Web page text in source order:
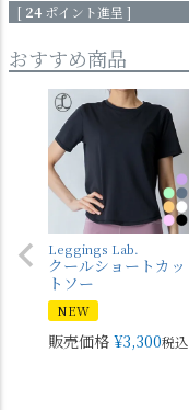
[ 24 ポイント進呈 ]
おすすめ商品
Leggings Lab.
クールショートカッ
トソー
NEW
販売価格 ¥3,300税込